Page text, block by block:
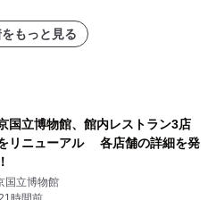
もっと見る
国立博物館、館内レストラン3店
リニューアル 各店舗の詳細を発
国立博物館